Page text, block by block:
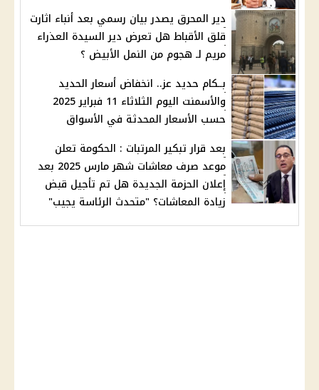
دير المحرق يصدر بيان رسمي بعد أنباء اثارت
قلق الأقباط هل تعرض دير السيدة العذراء
مريم لـ هجوم من النمل الأبيض ؟
بــكام حديد عز.. انخفاض أسعار الحديد
والأسمنت اليوم الثلاثاء 11 فبراير 2025
حسب الأسعار المحدثة في الأسواق
بعد قرار تبكير المرتبات : الحكومة تعلن
موعد صرف معاشات شهر مارس 2025 بعد
إعلان الحزمة الجديدة هل تم تأجيل قبض
زيادة المعاشات؟ "متحدث الرئاسة يجيب"